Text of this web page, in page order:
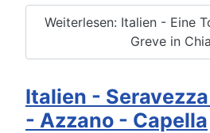
Weiterlesen: Italien - Eine
Greve in
Italien -
- Azzano - Capella